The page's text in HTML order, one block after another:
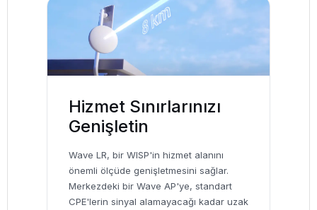
Hizmet Sınırlarınızı
Genişletin
Wave LR, bir WISP'in hizmet alanını
önemli ölçüde genişletmesini sağlar.
Merkezdeki bir Wave AP'ye, standart
CPE'lerin sinyal alamayacağı kadar uzak